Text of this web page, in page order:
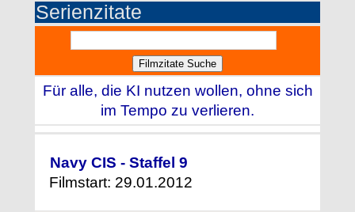
Serienzitate
Für alle, die KI nutzen wollen, ohne sich
im Tempo zu verlieren.
Navy CIS - Staffel 9
Filmstart: 29.01.2012